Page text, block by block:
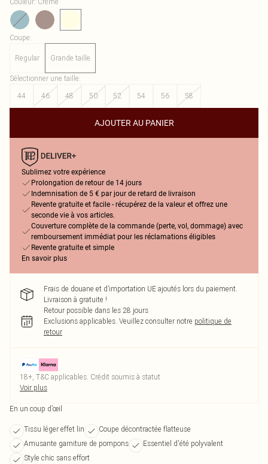
Coupe:
Regular Grande taille
Sélectionner une taille:
44
46 48 50 52 54 56 58
AJOUTER AU PANIER
Sublimez votre expérience
Prolongation de retour de 14 jours
Indemnisation de 5 € par jour de retard de livraison
Revente gratuite et facile - récupérez de la valeur et offrez une
seconde vie à vos articles.
Couverture complète de la commande (perte, vol, dommage) avec
remboursement immédiat pour les réclamations éligibles
Revente gratuite et simple
En savoir plus
Frais de douane et d’importation UE ajoutés lors du paiement.
Livraison à gratuite !
Retour possible dans les 28 jours
Exclusions applicables. Veuillez consulter notre politique de
retour
18+, T&C applicables. Crédit soumis à statut
Voir plus
En un coup d’œil
Tissu léger effet lin
Coupe décontractée flatteuse
Amusante garniture de pompons
Essentiel d'été polyvalent
Style chic sans effort